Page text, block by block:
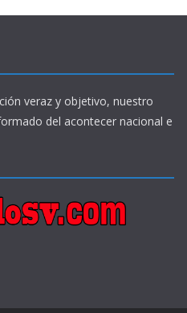
veraz y objetivo, nuestro
del acontecer nacional e